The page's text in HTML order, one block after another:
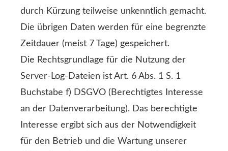
durch Kürzung teilweise unkenntlich gemacht.
Die übrigen Daten werden für eine begrenzte
Zeitdauer (meist 7 Tage) gespeichert.
Die Rechtsgrundlage für die Nutzung der
Server-Log-Dateien ist Art. 6 Abs. 1 S. 1
Buchstabe f) DSGVO (Berechtigtes Interesse
an der Datenverarbeitung). Das berechtigte
Interesse ergibt sich aus der Notwendigkeit
für den Betrieb und die Wartung unserer